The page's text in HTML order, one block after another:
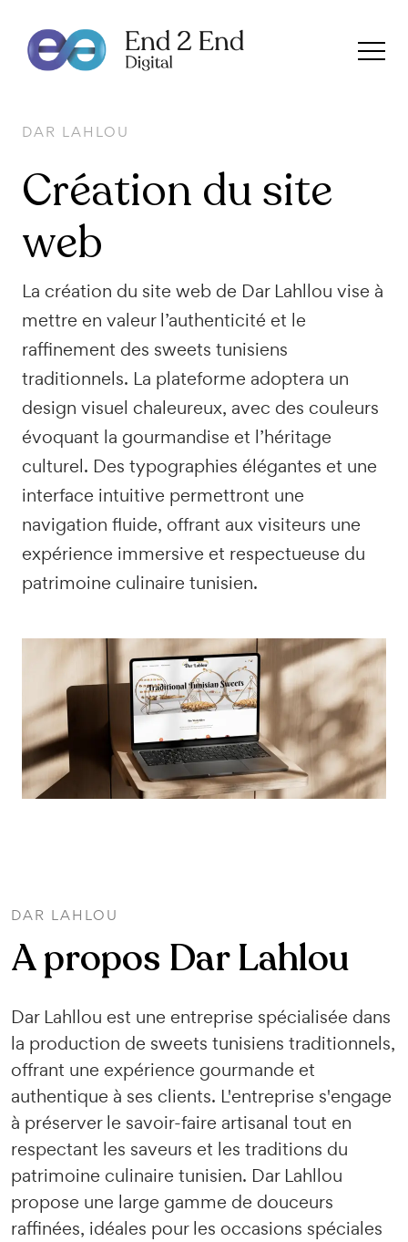
DAR LAHLOU
Création du site
web
La création du site web de Dar Lahllou vise à
mettre en valeur l’authenticité et le
raffinement des sweets tunisiens
traditionnels. La plateforme adoptera un
design visuel chaleureux, avec des couleurs
évoquant la gourmandise et l’héritage
culturel. Des typographies élégantes et une
interface intuitive permettront une
navigation fluide, offrant aux visiteurs une
expérience immersive et respectueuse du
patrimoine culinaire tunisien.
DAR LAHLOU
A propos Dar Lahlou
Dar Lahllou est une entreprise spécialisée dans
la production de sweets tunisiens traditionnels,
offrant une expérience gourmande et
authentique à ses clients. L'entreprise s'engage
à préserver le savoir-faire artisanal tout en
respectant les saveurs et les traditions du
patrimoine culinaire tunisien. Dar Lahllou
propose une large gamme de douceurs
raffinées, idéales pour les occasions spéciales